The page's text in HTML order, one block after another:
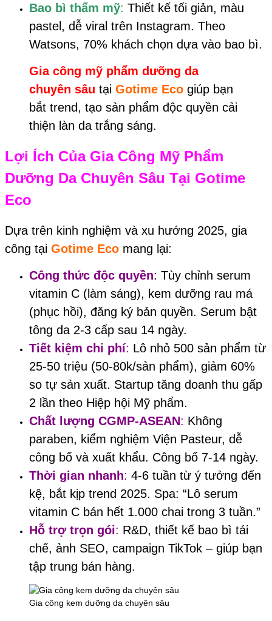
Bao bì thẩm mỹ: Thiết kế tối giản, màu
pastel, dễ viral trên Instagram. Theo
Watsons, 70% khách chọn dựa vào bao bì.
Gia công mỹ phẩm dưỡng da
chuyên sâu tại Gotime Eco giúp bạn
bắt trend, tạo sản phẩm độc quyền cải
thiện làn da trắng sáng.
Lợi Ích Của Gia Công Mỹ Phẩm
Dưỡng Da Chuyên Sâu Tại Gotime
Eco
Dựa trên kinh nghiệm và xu hướng 2025, gia
công tại Gotime Eco mang lại:
Công thức độc quyền: Tùy chỉnh serum
vitamin C (làm sáng), kem dưỡng rau má
(phục hồi), đăng ký bản quyền. Serum bật
tông da 2-3 cấp sau 14 ngày.
Tiết kiệm chi phí: Lô nhỏ 500 sản phẩm từ
25-50 triệu (50-80k/sản phẩm), giảm 60%
so tự sản xuất. Startup tăng doanh thu gấp
2 lần theo Hiệp hội Mỹ phẩm.
Chất lượng CGMP-ASEAN: Không
paraben, kiểm nghiệm Viện Pasteur, dễ
công bố và xuất khẩu. Công bố 7-14 ngày.
Thời gian nhanh: 4-6 tuần từ ý tưởng đến
kệ, bắt kịp trend 2025. Spa: “Lô serum
vitamin C bán hết 1.000 chai trong 3 tuần.”
Hỗ trợ trọn gói: R&D, thiết kế bao bì tái
chế, ảnh SEO, campaign TikTok – giúp bạn
tập trung bán hàng.
Gia công kem dưỡng da chuyên sâu